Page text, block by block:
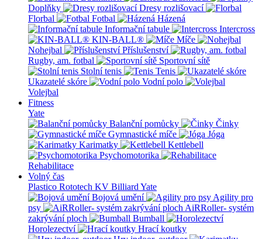
Doplňky
Dresy rozlišovací
Florbal
Fotbal
Házená
Informační tabule
Intercross
KIN-BALL®
Míče
Nohejbal
Příslušenství
Rugby, am. fotbal
Sportovní sítě
Stolní tenis
Tenis
Ukazatelé skóre
Vodní polo
Volejbal
Fitness
Yate
Balanční pomůcky
Činky
Gymnastické míče
Jóga
Karimatky
Kettlebell
Psychomotorika
Rehabilitace
Volný čas
Plastico Rototech KV Billiard Yate
Bojová umění
Agility pro
psy
AiRRoller- systém
zakrývání ploch
Bumball
Horolezectví
Hrací koutky